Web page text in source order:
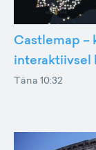
Castlemap –
interaktiivsel
Täna 10:32